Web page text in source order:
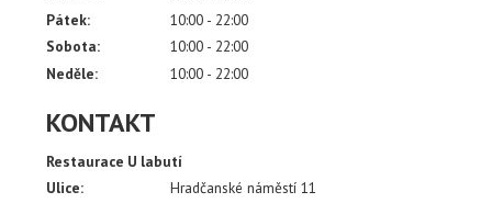
Pátek:
10:00 - 22:00
Sobota:
10:00 - 22:00
Neděle:
10:00 - 22:00
KONTAKT
Restaurace U labutí
Ulice:
Hradčanské náměstí 11